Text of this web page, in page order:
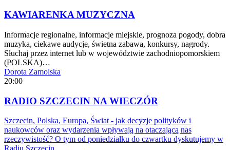
KAWIARENKA MUZYCZNA
Informacje regionalne, informacje miejskie, prognoza pogody, dobra
muzyka, ciekawe audycje, świetna zabawa, konkursy, nagrody.
Słuchaj przez internet lub w województwie zachodniopomorskiem
(POLSKA)…
Dorota Zamolska
20:00
RADIO SZCZECIN NA WIECZÓR
Szczecin, Polska, Europa, Świat - jak decyzje polityków i
naukowców oraz wydarzenia wpływają na otaczającą nas
rzeczywistość? O tym od poniedziałku do czwartku dyskutujemy w